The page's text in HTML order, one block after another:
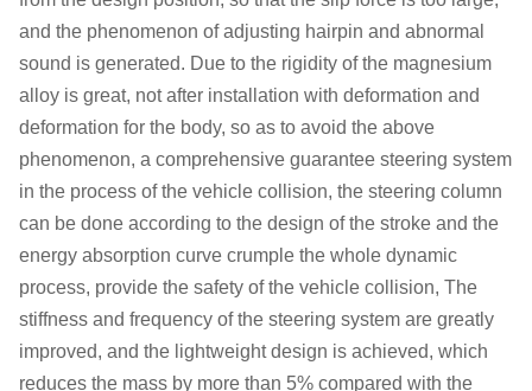
and the phenomenon of adjusting hairpin and abnormal
sound is generated. Due to the rigidity of the magnesium
alloy is great, not after installation with deformation and
deformation for the body, so as to avoid the above
phenomenon, a comprehensive guarantee steering system
in the process of the vehicle collision, the steering column
can be done according to the design of the stroke and the
energy absorption curve crumple the whole dynamic
process, provide the safety of the vehicle collision, The
stiffness and frequency of the steering system are greatly
improved, and the lightweight design is achieved, which
reduces the mass by more than 5% compared with the